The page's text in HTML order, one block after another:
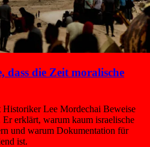
dass die Zeit moralische
Historiker Lee Mordechai Beweise
erklärt, warum kaum israelische
und warum Dokumentation für
ist.